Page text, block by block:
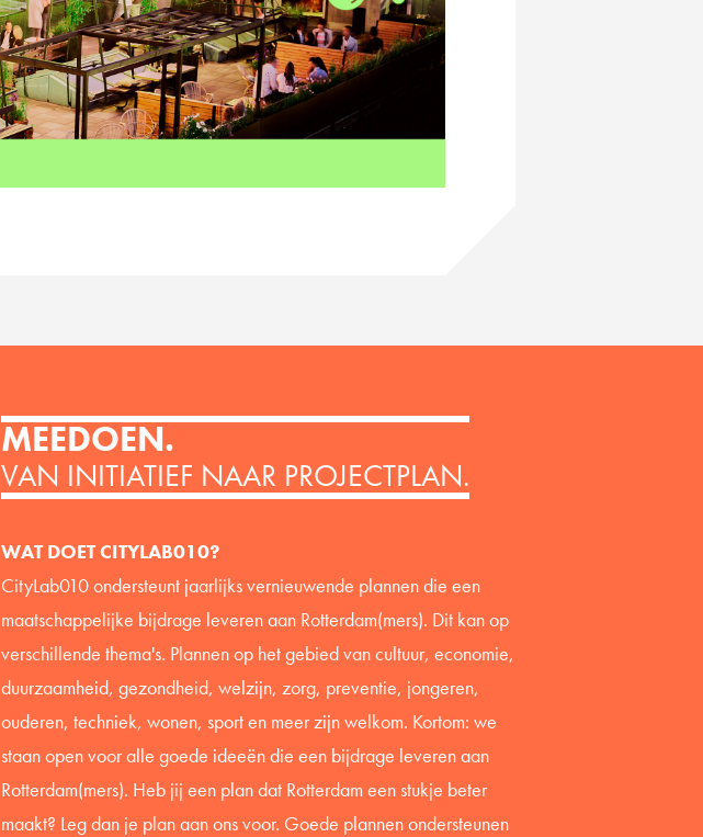
MEEDOEN.
VAN INITIATIEF NAAR PROJECTPLAN.
WAT DOET CITYLAB010?
CityLab010 ondersteunt jaarlijks vernieuwende plannen die een
maatschappelijke bijdrage leveren aan Rotterdam(mers). Dit kan op
verschillende thema's. Plannen op het gebied van cultuur, economie,
duurzaamheid, gezondheid, welzijn, zorg, preventie, jongeren,
ouderen, techniek, wonen, sport en meer zijn welkom. Kortom: we
staan open voor alle goede ideeën die een bijdrage leveren aan
Rotterdam(mers). Heb jij een plan dat Rotterdam een stukje beter
maakt? Leg dan je plan aan ons voor. Goede plannen ondersteunen